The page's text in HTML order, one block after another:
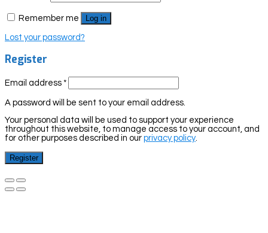
Remember me Log in
Lost your password?
Register
Email address *
A password will be sent to your email address.
Your personal data will be used to support your experience
throughout this website, to manage access to your account, and
for other purposes described in our privacy policy.
Register